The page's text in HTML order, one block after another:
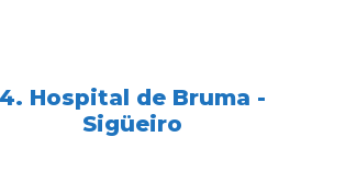
4. Hospital de Bruma -
Sigüeiro